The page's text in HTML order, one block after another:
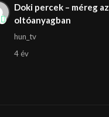
Doki percek – méreg az
oltóanyagban
hun_tv
4 év